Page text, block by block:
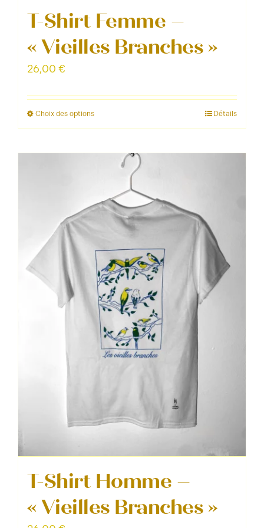
T-Shirt Femme –
« Vieilles Branches »
26,00 €
Choix des optionsCe
a
plusieurs
variations.
Les
options
peuvent
être
choisies
sur
la
page
du
Détails
T-Shirt Homme –
« Vieilles Branches »